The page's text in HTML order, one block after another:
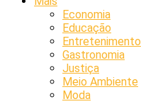
Economia
Educação
Entretenimento
Gastronomia
Justiça
Meio Ambiente
Moda